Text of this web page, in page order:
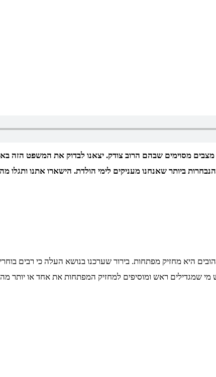
מסוימים שבהם הרוב צודק. יצאנו לבדוק את המשפט הזה
לימי הולדת. הישארו אתנו ותגלו מה הן ה – 4 שכדאי לכם גם להשיג ולהעניק
היא מחזיק מפתחות. בירור שערכנו בנושא העלה כי רבים
מי שמגדילים ראש ומוסיפים למחזיק המפתחות את אחד או יותר